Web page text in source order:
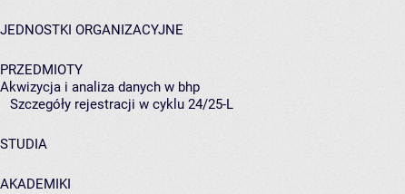
JEDNOSTKI ORGANIZACYJNE
PRZEDMIOTY
Akwizycja i analiza danych w bhp
Szczegóły rejestracji w cyklu 24/25-L
STUDIA
AKADEMIKI